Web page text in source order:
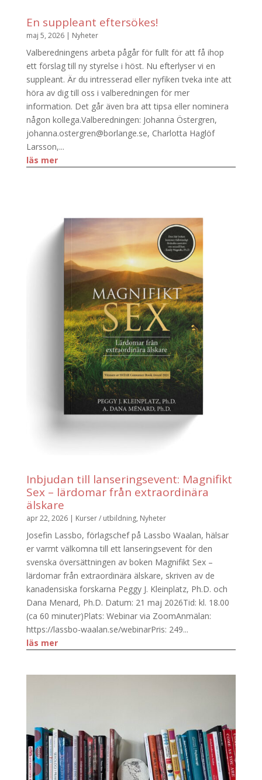
En suppleant eftersökes!
maj 5, 2026| Nyheter
Valberedningens arbeta pågår för fullt för att få ihop
ett förslag till ny styrelse i höst. Nu efterlyser vi en
suppleant. Är du intresserad eller nyfiken tveka inte att
höra av dig till oss i valberedningen för mer
information. Det går även bra att tipsa eller nominera
någon kollega.Valberedningen: Johanna Östergren,
johanna.ostergren@borlange.se, Charlotta Haglöf
Larsson,...
läs mer
Inbjudan till lanseringsevent: Magnifikt
Sex – lärdomar från extraordinära
älskare
apr 22, 2026| Kurser / utbildning, Nyheter
Josefin Lassbo, förlagschef på Lassbo Waalan, hälsar
er varmt välkomna till ett lanseringsevent för den
svenska översättningen av boken Magnifikt Sex –
lärdomar från extraordinära älskare, skriven av de
kanadensiska forskarna Peggy J. Kleinplatz, Ph.D. och
Dana Menard, Ph.D. Datum: 21 maj 2026Tid: kl. 18.00
(ca 60 minuter)Plats: Webinar via ZoomAnmälan:
https://lassbo-waalan.se/webinarPris: 249...
läs mer